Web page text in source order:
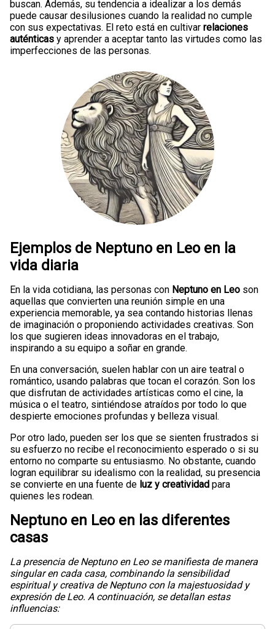
buscan. Además, su tendencia a idealizar a los demás
puede causar desilusiones cuando la realidad no cumple
con sus expectativas. El reto está en cultivar relaciones
auténticas y aprender a aceptar tanto las virtudes como las
imperfecciones de las personas.
Ejemplos de Neptuno en Leo en la
vida diaria
En la vida cotidiana, las personas con Neptuno en Leo son
aquellas que convierten una reunión simple en una
experiencia memorable, ya sea contando historias llenas
de imaginación o proponiendo actividades creativas. Son
los que sugieren ideas innovadoras en el trabajo,
inspirando a su equipo a soñar en grande.
En una conversación, suelen hablar con un aire teatral o
romántico, usando palabras que tocan el corazón. Son los
que disfrutan de actividades artísticas como el cine, la
música o el teatro, sintiéndose atraídos por todo lo que
despierte emociones profundas y belleza visual.
Por otro lado, pueden ser los que se sienten frustrados si
su esfuerzo no recibe el reconocimiento esperado o si su
entorno no comparte su entusiasmo. No obstante, cuando
logran equilibrar su idealismo con la realidad, su presencia
se convierte en una fuente de luz y creatividad para
quienes les rodean.
Neptuno en Leo en las diferentes
casas
La presencia de Neptuno en Leo se manifiesta de manera
singular en cada casa, combinando la sensibilidad
espiritual y creativa de Neptuno con la majestuosidad y
expresión de Leo. A continuación, se detallan estas
influencias: